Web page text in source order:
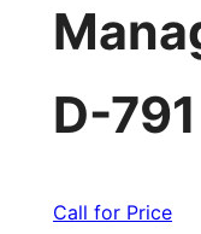
D-
Call for Price